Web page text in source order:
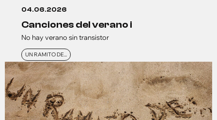
04.06.2026
canciones del verano i
No hay verano sin transistor
UN RAMITO DE...